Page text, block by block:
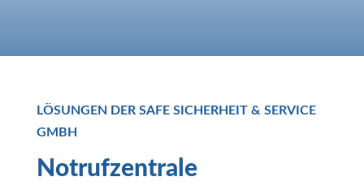
LÖSUNGEN DER SAFE SICHERHEIT & SERVICE
GMBH
Notrufzentrale